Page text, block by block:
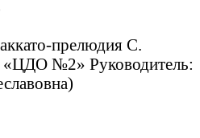
прелюдия С.
№2» Руководитель: